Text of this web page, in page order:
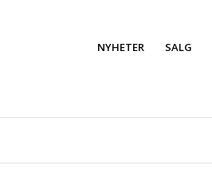
NYHETER SALG